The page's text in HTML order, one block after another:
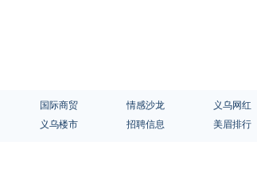
国际商贸 情感沙龙 义乌网红
义乌楼市 招聘信息 美眉排行